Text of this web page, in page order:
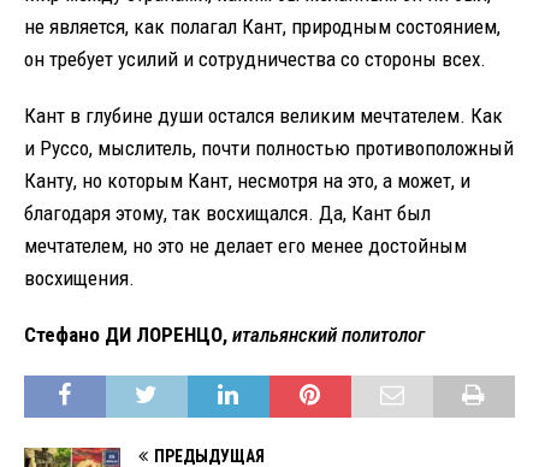
не является, как полагал Кант, природным состоянием,
он требует усилий и сотрудничества со стороны всех.
Кант в глубине души остался великим мечтателем. Как
и Руссо, мыслитель, почти полностью противоположный
Канту, но которым Кант, несмотря на это, а может, и
благодаря этому, так восхищался. Да, Кант был
мечтателем, но это не делает его менее достойным
восхищения.
Стефано ДИ ЛОРЕНЦО, итальянский политолог
ПРЕДЫДУЩАЯ